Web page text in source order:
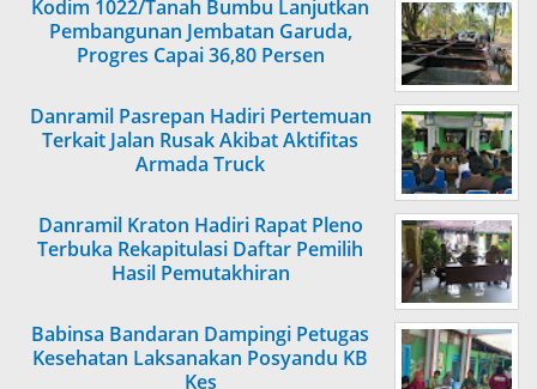
Kodim 1022/Tanah Bumbu Lanjutkan
Pembangunan Jembatan Garuda,
Progres Capai 36,80 Persen
Danramil Pasrepan Hadiri Pertemuan
Terkait Jalan Rusak Akibat Aktifitas
Armada Truck
Danramil Kraton Hadiri Rapat Pleno
Terbuka Rekapitulasi Daftar Pemilih
Hasil Pemutakhiran
Babinsa Bandaran Dampingi Petugas
Kesehatan Laksanakan Posyandu KB
Kes